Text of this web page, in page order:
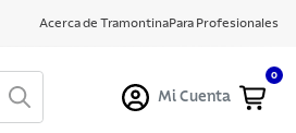
Acerca de TramontinaPara Profesionales
Mi Cuenta
0